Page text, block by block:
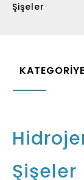
Şişeler
Şişeler